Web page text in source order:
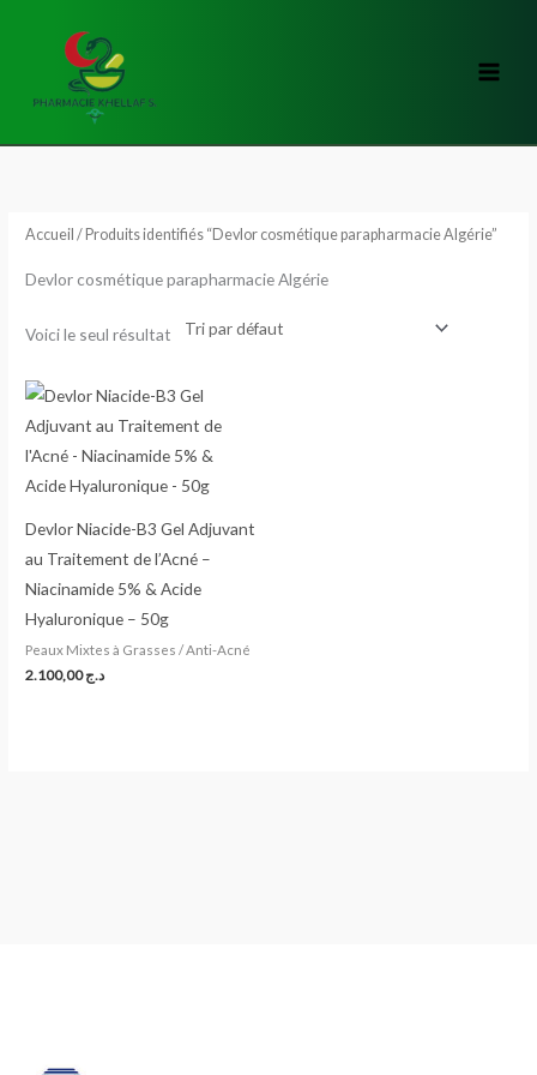
Accueil / Produits identifiés “Devlor cosmétique parapharmacie Algérie”
Devlor cosmétique parapharmacie Algérie
Voici le seul résultat
Devlor Niacide-B3 Gel Adjuvant
au Traitement de l’Acné –
Niacinamide 5% & Acide
Hyaluronique – 50g
Peaux Mixtes à Grasses / Anti-Acné
د.ج2.100,00